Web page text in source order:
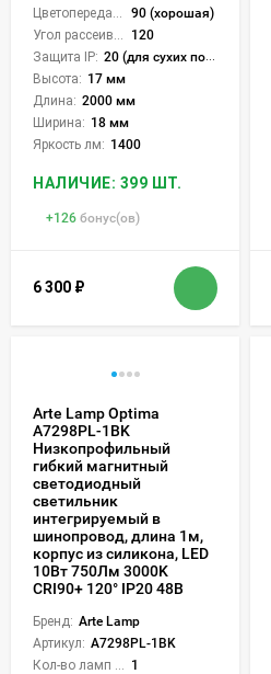
90 (хорошая)
120
Защита IP: 20 (для сухих пом.)
Высота: 17 мм
Длина: 2000 мм
Ширина: 18 мм
Яркость лм: 1400
НАЛИЧИЕ: 399 ШТ.
+126 бонус(ов)
6 300 ₽
Arte Lamp Optima
A7298PL-1BK
Низкопрофильный
гибкий магнитный
светодиодный
светильник
интегрируемый в
шинопровод, длина 1м,
корпус из силикона, LED
10Вт 750Лм 3000K
CRI90+ 120° IP20 48В
Бренд: Arte Lamp
Артикул: A7298PL-1BK
1